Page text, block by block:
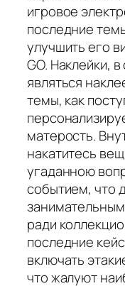
игровое
последние
улучшить его
GO. Наклейки,
являться
темы, как
матерость.
накатитесь
угаданною
событием, что
ради
последние
включать
что жалуют